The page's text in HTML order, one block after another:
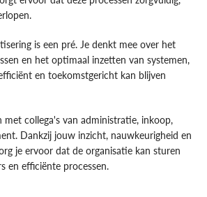
is een pré. Je denkt mee over het
en het optimaal inzetten van systemen,
en toekomstgericht kan blijven
met collega's van administratie, inkoop,
Dankzij jouw inzicht, nauwkeurigheid en
je ervoor dat de organisatie kan sturen
en efficiënte processen.